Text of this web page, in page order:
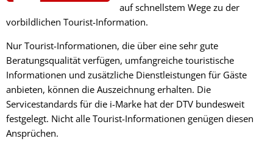
auf schnellstem Wege zu der
vorbildlichen Tourist-Information.
Nur Tourist-Informationen, die über eine sehr gute
Beratungsqualität verfügen, umfangreiche touristische
Informationen und zusätzliche Dienstleistungen für Gäste
anbieten, können die Auszeichnung erhalten. Die
Servicestandards für die i-Marke hat der DTV bundesweit
festgelegt. Nicht alle Tourist-Informationen genügen diesen
Ansprüchen.